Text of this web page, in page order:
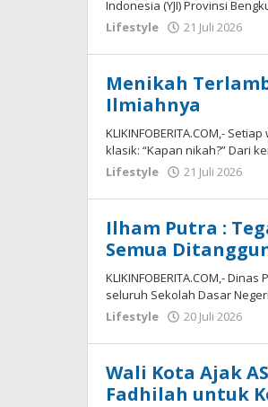
Indonesia (YJI) Provinsi
Lifestyle
21 Juli 2026
Menikah
Ilmiahnya
KLIKINFOBERITA.COM,-
klasik: “Kapan nikah?” Dari
Lifestyle
21 Juli 2026
Ilham Putra :
Semua
KLIKINFOBERITA.COM,-
seluruh Sekolah Dasar
Lifestyle
20 Juli 2026
Wali Kota Ajak
Fadhilah untuk